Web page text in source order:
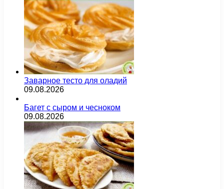
Заварное тесто для оладий
09.08.2026
Багет с сыром и чесноком
09.08.2026